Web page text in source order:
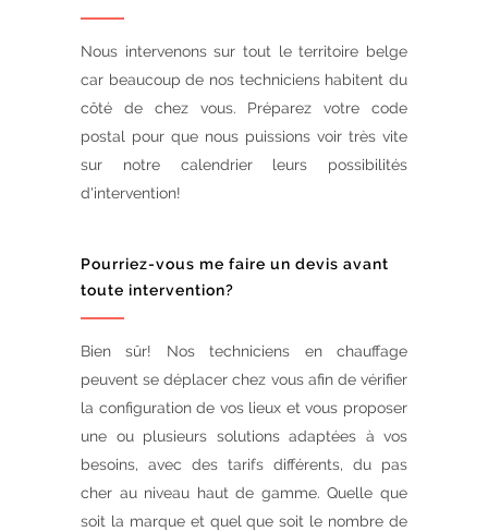
Nous intervenons sur tout le territoire belge
car beaucoup de nos techniciens habitent du
côté de chez vous. Préparez votre code
postal pour que nous puissions voir très vite
sur notre calendrier leurs possibilités
d'intervention!
Pourriez-vous me faire un devis avant
toute intervention?
Bien sûr! Nos techniciens en chauffage
peuvent se déplacer chez vous afin de vérifier
la configuration de vos lieux et vous proposer
une ou plusieurs solutions adaptées à vos
besoins, avec des tarifs différents, du pas
cher au niveau haut de gamme. Quelle que
soit la marque et quel que soit le nombre de